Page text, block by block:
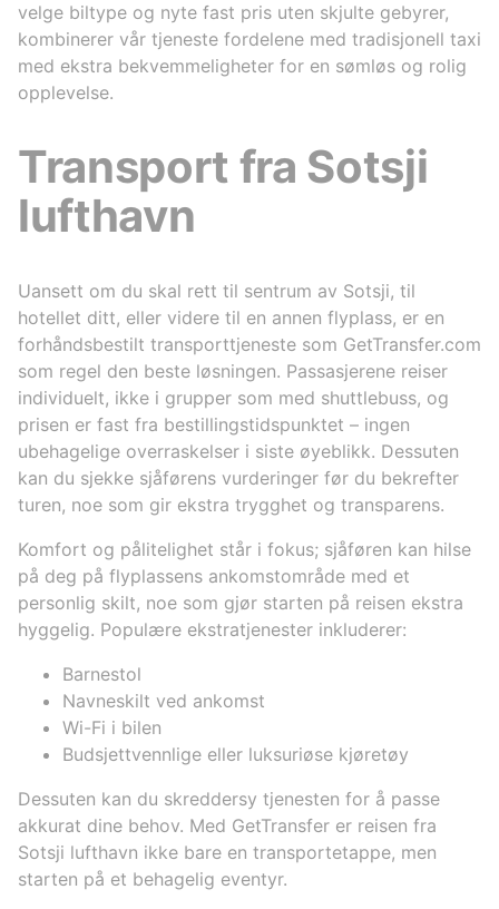
velge biltype og nyte fast pris uten skjulte gebyrer,
kombinerer vår tjeneste fordelene med tradisjonell taxi
med ekstra bekvemmeligheter for en sømløs og rolig
opplevelse.
Transport fra Sotsji
lufthavn
Uansett om du skal rett til sentrum av Sotsji, til
hotellet ditt, eller videre til en annen flyplass, er en
forhåndsbestilt transporttjeneste som GetTransfer.com
som regel den beste løsningen. Passasjerene reiser
individuelt, ikke i grupper som med shuttlebuss, og
prisen er fast fra bestillingstidspunktet – ingen
ubehagelige overraskelser i siste øyeblikk. Dessuten
kan du sjekke sjåførens vurderinger før du bekrefter
turen, noe som gir ekstra trygghet og transparens.
Komfort og pålitelighet står i fokus; sjåføren kan hilse
på deg på flyplassens ankomstområde med et
personlig skilt, noe som gjør starten på reisen ekstra
hyggelig. Populære ekstratjenester inkluderer:
Barnestol
Navneskilt ved ankomst
Wi-Fi i bilen
Budsjettvennlige eller luksuriøse kjøretøy
Dessuten kan du skreddersy tjenesten for å passe
akkurat dine behov. Med GetTransfer er reisen fra
Sotsji lufthavn ikke bare en transportetappe, men
starten på et behagelig eventyr.